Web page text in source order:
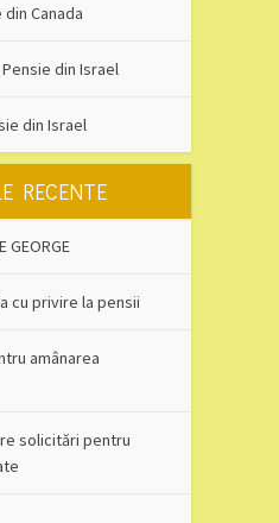
Canada
Pensie din Israel
din Israel
RECENTE
GEORGE
cu privire la pensii
amânarea
solicitări pentru